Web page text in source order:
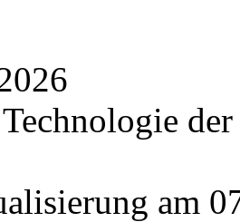
Technologie
am